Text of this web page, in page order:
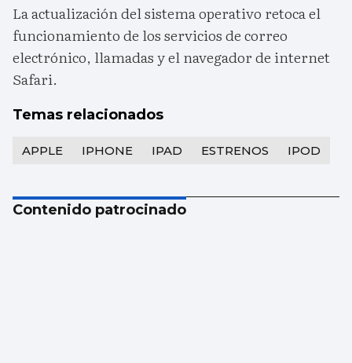
La actualización del sistema operativo retoca el
funcionamiento de los servicios de correo
electrónico, llamadas y el navegador de internet
Safari.
Temas relacionados
APPLE IPHONE IPAD ESTRENOS IPOD
Contenido patrocinado